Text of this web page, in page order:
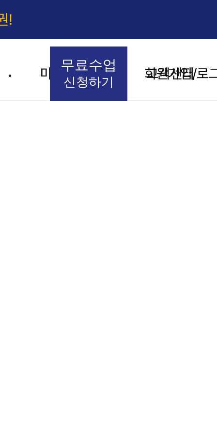
!
마이페이지 고객센터
무료수업
신청하기
회원가입/로